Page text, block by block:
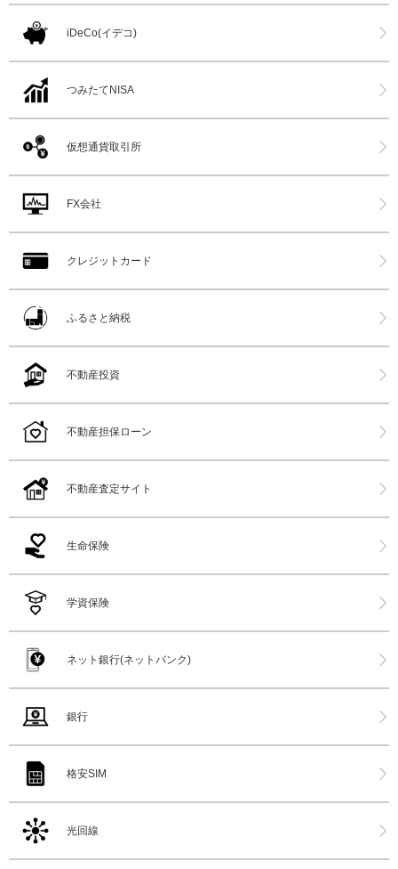
iDeCo(イデコ)
つみたてNISA
仮想通貨取引所
FX会社
クレジットカード
ふるさと納税
不動産投資
不動産担保ローン
不動産査定サイト
生命保険
学資保険
ネット銀行(ネットバンク)
銀行
格安SIM
光回線